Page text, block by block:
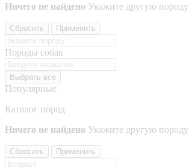
Ничего не найдено Укажите другую породу
Сбросить Применить
Породы собак
Выбрать все
Популярные
Каталог пород
Ничего не найдено Укажите другую породу
Сбросить Применить